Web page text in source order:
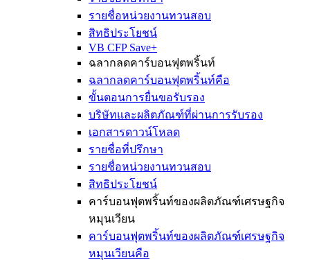
รายชื่อหน่วยงานทวนสอบ
สิทธิประโยชน์
VB CFP Save+
ฉลากลดคาร์บอนฟุตพริ้นท์
ฉลากลดคาร์บอนฟุตพริ้นท์คือ
ขั้นตอนการยื่นขอรับรอง
บริษัทและผลิตภัณฑ์ที่ผ่านการรับรอง
เอกสารดาวน์โหลด
รายชื่อที่ปรึกษา
รายชื่อหน่วยงานทวนสอบ
สิทธิประโยชน์
คาร์บอนฟุตพริ้นท์ของผลิตภัณฑ์เศรษฐกิจ
หมุนเวียน
คาร์บอนฟุตพริ้นท์ของผลิตภัณฑ์เศรษฐกิจ
หมุนเวียนคือ